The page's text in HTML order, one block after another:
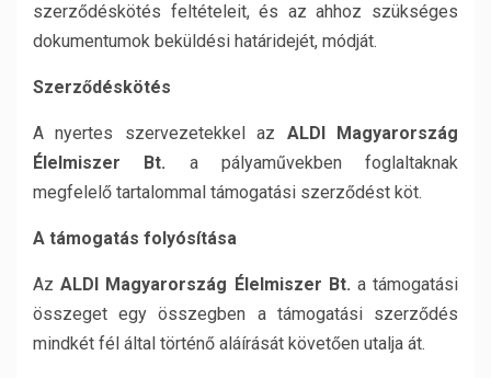
szerződéskötés feltételeit, és az ahhoz szükséges
dokumentumok beküldési határidejét, módját.
Szerződéskötés
A nyertes szervezetekkel az ALDI Magyarország
Élelmiszer Bt. a pályaművekben foglaltaknak
megfelelő tartalommal támogatási szerződést köt.
A támogatás folyósítása
AzALDI Magyarország Élelmiszer Bt. a támogatási
összeget egy összegben a támogatási szerződés
mindkét fél által történő aláírását követően utalja át.